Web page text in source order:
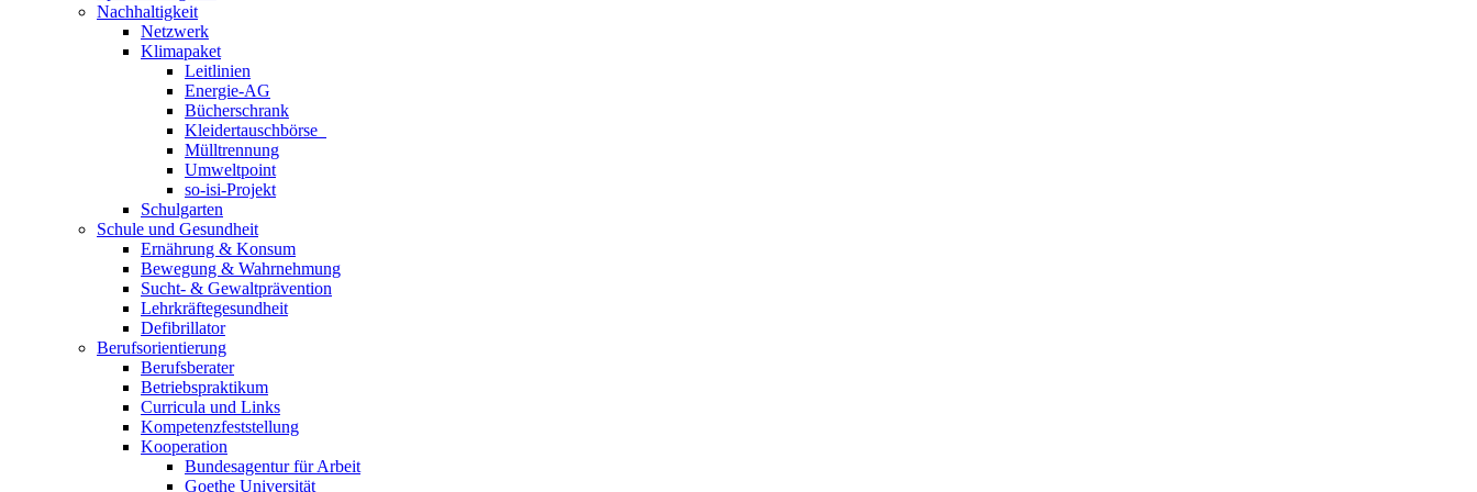
Nachhaltigkeit
Netzwerk
Klimapaket
Leitlinien
Energie-AG
Bücherschrank
Kleidertauschbörse
Mülltrennung
Umweltpoint
so-isi-Projekt
Schulgarten
Schule und Gesundheit
Ernährung & Konsum
Bewegung & Wahrnehmung
Sucht- & Gewaltprävention
Lehrkräftegesundheit
Defibrillator
Berufsorientierung
Berufsberater
Betriebspraktikum
Curricula und Links
Kompetenzfeststellung
Kooperation
Bundesagentur für Arbeit
Goethe Universität